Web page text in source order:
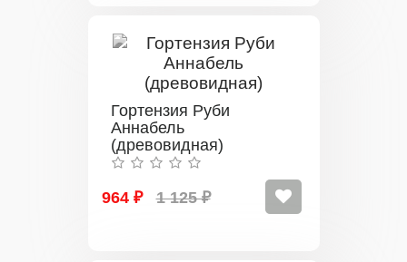
Гортензия Руби
Аннабель
(древовидная)
964 ₽ 1 125 ₽